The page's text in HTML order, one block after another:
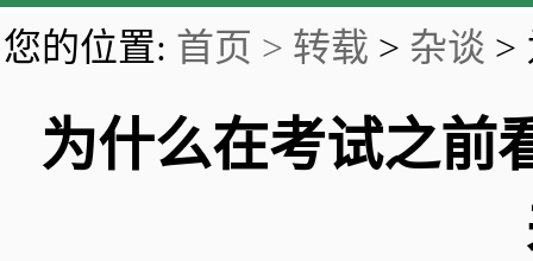
您的位置: 首页 > 转载 > 杂谈 >
为什么在考试之前